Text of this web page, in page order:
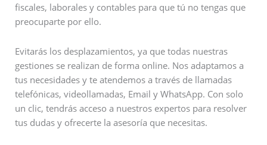
fiscales, laborales y contables para que tú no tengas que
preocuparte por ello.
Evitarás los desplazamientos, ya que todas nuestras
gestiones se realizan de forma online. Nos adaptamos a
tus necesidades y te atendemos a través de llamadas
telefónicas, videollamadas, Email y WhatsApp. Con solo
un clic, tendrás acceso a nuestros expertos para resolver
tus dudas y ofrecerte la asesoría que necesitas.